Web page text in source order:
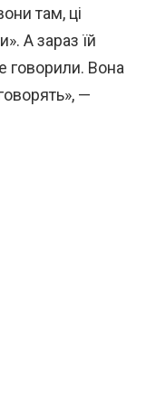
там, ці
А зараз їй
говорили. Вона
—